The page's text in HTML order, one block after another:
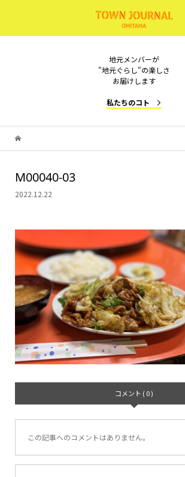
地元メンバーが
"地元ぐらし"の楽しさ
お届けします
私たちのコト
M00040-03
2022.12.22
コメント ( 0 )
この記事へのコメントはありません。